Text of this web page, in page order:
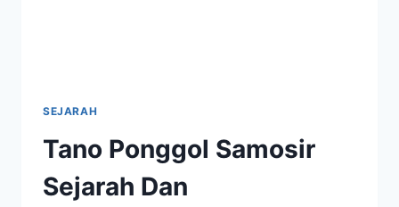
SEJARAH
Tano Ponggol Samosir
Sejarah Dan